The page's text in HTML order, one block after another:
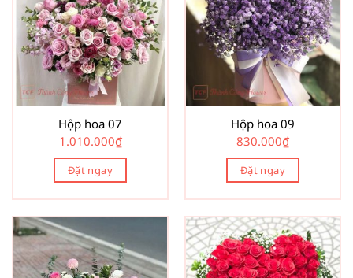
Hộp hoa 07
1.010.000₫
Đặt ngay
Hộp hoa 09
830.000₫
Đặt ngay